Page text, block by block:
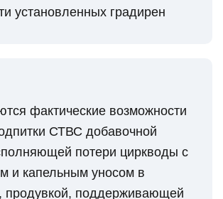
установленных градирен
фактические возможности
СТВС добавочной
потери циркводы с
и капельным уносом в
продувкой, поддерживающей